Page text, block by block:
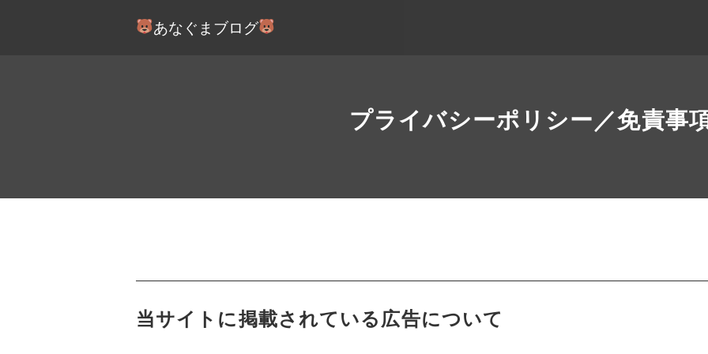
あなぐまブログ
プライバシーポリシー／免責事
当サイトに掲載されている広告について